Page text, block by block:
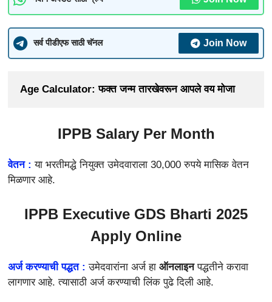
सर्व पीडीएफ साठी चॅनल Join Now
Age Calculator: फक्त जन्म तारखेवरून आपले वय मोजा
IPPB Salary Per Month
वेतन : या भरतीमद्धे नियुक्त उमेदवाराला 30,000 रुपये मासिक वेतन
मिळणार आहे.
IPPB Executive GDS Bharti 2025
Apply Online
अर्ज करण्याची पद्धत : उमेदवारांना अर्ज हा ऑनलाइनपद्धतीने करावा
लागणार आहे. त्यासाठी अर्ज करण्याची लिंक पुढे दिली आहे.